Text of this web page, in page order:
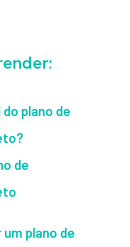
do plano de
de
plano de